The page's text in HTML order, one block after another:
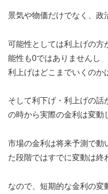
景気や物価だけでなく、政
可能性としては利上げの方
能性も0ではありませんし
利上げはどこまでいくのか
そして利下げ・利上げの話
の時から実際の金利は変動
市場の金利は将来予測で
た段階ではすでに変動は終
なので、短期的な金利の変